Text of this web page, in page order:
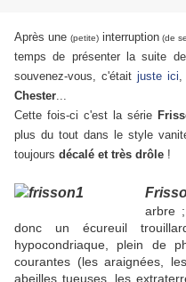
Après une (petite) interruption (de
temps de présenter la suite
souvenez-vous, c'étaitjuste ici,
Chester...
Cette fois-ci c'est la série
plus du tout dans le style
toujours décalé et très drôle !
arbre
donc un écureuil
hypocondriaque, plein de
courantes (les araignées,
abeilles tueuses, les